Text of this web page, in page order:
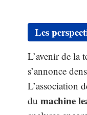
Les
L’avenir de la
s’annonce
L’association
du machine